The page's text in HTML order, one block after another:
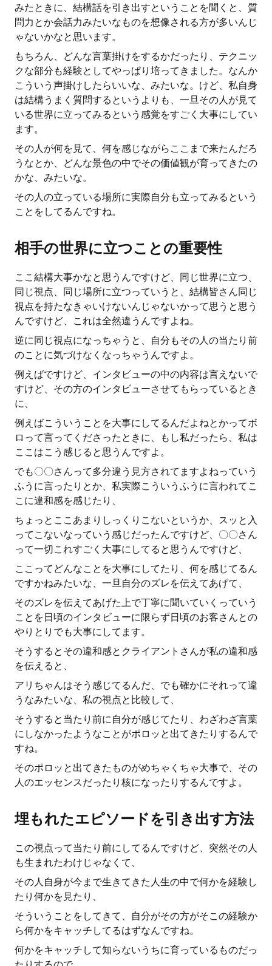
みたときに、結構話を引き出すということを聞くと、質
問力とか会話力みたいなものを想像される方が多いんじ
ゃないかなと思います。
もちろん、どんな言葉掛けをするかだったり、テクニッ
クな部分も経験としてやっぱり培ってきました。なんか
こういう声掛けしたらいいな、みたいな。けど、私自身
は結構うまく質問するというよりも、一旦その人が見て
いる世界に立ってみるという感覚をすごく大事にしてい
ます。
その人が何を見て、何を感じながらここまで来たんだろ
うなとか、どんな景色の中でその価値観が育ってきたの
かな、みたいな。
その人の立っている場所に実際自分も立ってみるという
ことをしてるんですね。
相手の世界に立つことの重要性
ここ結構大事かなと思うんですけど、同じ世界に立つ、
同じ視点、同じ場所に立つっていうと、結構皆さん同じ
視点を持たなきゃいけないんじゃないかって思うと思う
んですけど、これは全然違うんですよね。
逆に同じ視点になっちゃうと、自分もその人の当たり前
のことに気づけなくなっちゃうんですよ。
例えばですけど、インタビューの中の内容は言えないで
すけど、その方のインタビューさせてもらっているとき
に、
例えばこういうことを大事にしてるんだよねとかってボ
ロって言ってくださったときに、もし私だったら、私は
ここはこう感じると思うんですよ。
でも〇〇さんって多分違う見方されてますよねっていう
ふうに言ったりとか、私実際こういうふうに言われてこ
こに違和感を感じたり、
ちょっとここあまりしっくりこないというか、スッと入
ってこないなっていう感じだったんですけど、〇〇さん
って一切これすごく大事にしてると思うんですけど、
ここってどんなことを大事にしてたり、何を感じてるん
ですかねみたいな、一旦自分のズレを伝えてあげて、
そのズレを伝えてあげた上で丁寧に聞いていくっていう
ことを日頃のインタビューに限らず日頃のお客さんとの
やりとりでも大事にしてます。
そうするとその違和感とクライアントさんが私の違和感
を伝えると、
アリちゃんはそう感じてるんだ、でも確かにそれって違
うなみたいな、私の視点と比較して、
そうすると当たり前に自分が感じてたり、わざわざ言葉
にしなかったようなことがポロッと出てきたりするんで
すね。
そのポロッと出てきたものがめちゃくちゃ大事で、その
人のエッセンスだったり核になったりするんですよ。
埋もれたエピソードを引き出す方法
この視点って当たり前にしてるんですけど、突然その人
も生まれたわけじゃなくて、
その人自身が今まで生きてきた人生の中で何かを経験し
たり何かを見たり、
そういうことをしてきて、自分がその方がそこの経験か
ら何かをキャッチしてるはずなんですね。
何かをキャッチして知らないうちに育っているものだっ